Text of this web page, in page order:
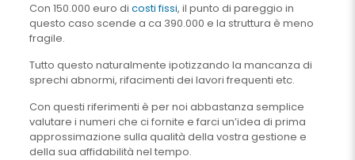
Con 150.000 euro di costi fissi, il punto di pareggio in
questo caso scende a ca 390.000 e la struttura è meno
fragile.
Tutto questo naturalmente ipotizzando la mancanza di
sprechi abnormi, rifacimenti dei lavori frequenti etc.
Con questi riferimenti è per noi abbastanza semplice
valutare i numeri che ci fornite e farci un’idea di prima
approssimazione sulla qualità della vostra gestione e
della sua affidabilità nel tempo.